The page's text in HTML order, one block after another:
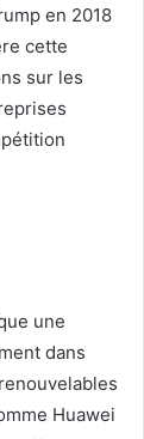
en 2018
cette
sur les
une
dans
Huawei